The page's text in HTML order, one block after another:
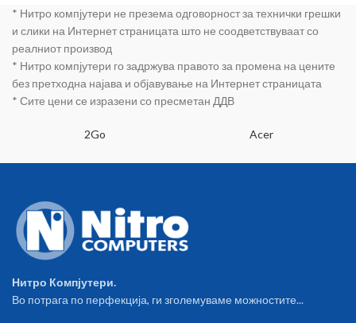
* Нитро компјутери не презема одговорност за технички грешки
и слики на Интернет страницата што не соодветствуваат со
реалниот производ
* Нитро компјутери го задржува правото за промена на цените
без претходна најава и објавување на Интернет страницата
* Сите цени се изразени со пресметан ДДВ
2Go Acer
Нитро Компјутери.
Во потрага по перфекција, ги зголемуваме можностите...